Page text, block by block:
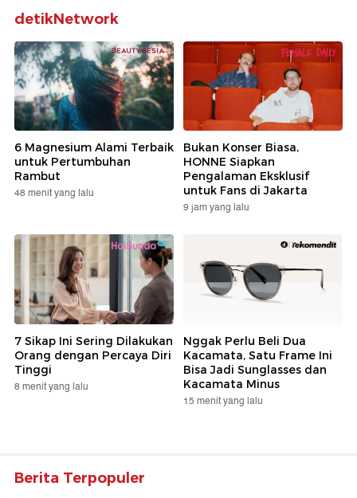
detikNetwork
6 Magnesium Alami Terbaik
untuk Pertumbuhan
Rambut
48 menit yang lalu
Bukan Konser Biasa,
HONNE Siapkan
Pengalaman Eksklusif
untuk Fans di Jakarta
9 jam yang lalu
7 Sikap Ini Sering Dilakukan
Orang dengan Percaya Diri
Tinggi
8 menit yang lalu
Nggak Perlu Beli Dua
Kacamata, Satu Frame Ini
Bisa Jadi Sunglasses dan
Kacamata Minus
15 menit yang lalu
Berita Terpopuler